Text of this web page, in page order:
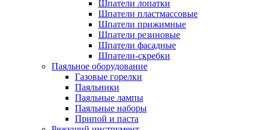
Шпатели лопатки
Шпатели пластмассовые
Шпатели прижимные
Шпатели резиновые
Шпатели фасадные
Шпатели-скребки
Паяльное оборудование
Газовые горелки
Паяльники
Паяльные лампы
Паяльные наборы
Припой и паста